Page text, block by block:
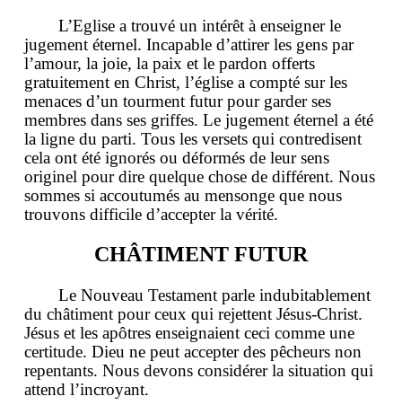
L’Eglise a trouvé un intérêt à enseigner le
jugement éternel. Incapable d’attirer les gens par
l’amour, la joie, la paix et le pardon offerts
gratuitement en Christ, l’église a compté sur les
menaces d’un tourment futur pour garder ses
membres dans ses griffes. Le jugement éternel a été
la ligne du parti. Tous les versets qui contredisent
cela ont été ignorés ou déformés de leur sens
originel pour dire quelque chose de différent. Nous
sommes si accoutumés au mensonge que nous
trouvons difficile d’accepter la vérité.
CHÂTIMENT FUTUR
Le Nouveau Testament parle indubitablement
du châtiment pour ceux qui rejettent Jésus-Christ.
Jésus et les apôtres enseignaient ceci comme une
certitude. Dieu ne peut accepter des pêcheurs non
repentants. Nous devons considérer la situation qui
attend l’incroyant.